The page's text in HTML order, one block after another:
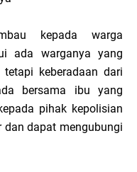
kepada warga
ada warganya yang
keberadaan dari
bersama ibu yang
pihak kepolisian
dan dapat mengubungi